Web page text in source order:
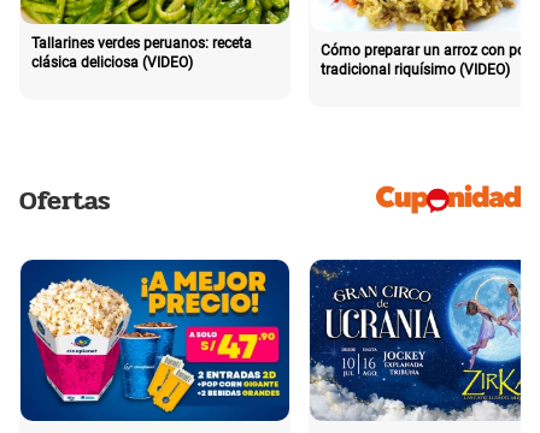
Tallarines verdes peruanos: receta
clásica deliciosa (VIDEO)
Cómo preparar un arroz con pollo
tradicional riquísimo (VIDEO)
Ofertas